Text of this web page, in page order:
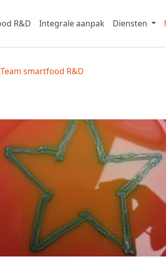
R&D Integrale aanpak Diensten
smartfood R&D